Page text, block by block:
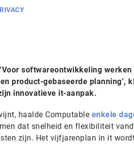
softwareontwikkeling
product-gebaseerde planning’,
innovatieve it-aanpak.
haalde Computable enkele
dat snelheid en flexibiliteit
zijn. Het vijfjarenplan in it